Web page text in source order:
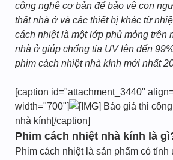
công nghệ cơ bản để bảo vệ con
thất nhà ở và các thiết bị khác từ
cách nhiệt là một lớp phủ mỏng trên
nhà ở giúp chống tia UV lên đến
phim cách nhiệt nhà kính mới nhất
[caption id="attachment_3440"
width="700"]
Báo giá thi
nhà kính[/caption]
Phim cách nhiệt nhà kính là
Phim cách nhiệt là sản phẩm có tính